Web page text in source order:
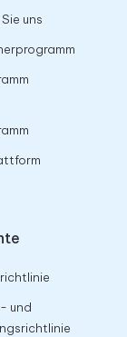
uns
und